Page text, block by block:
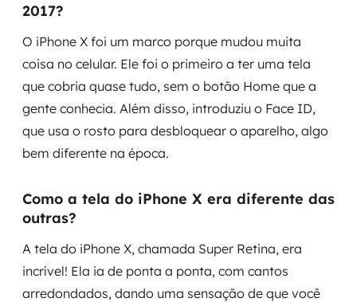
2017?
O iPhone X foi um marco porque mudou muita
coisa no celular. Ele foi o primeiro a ter uma tela
que cobria quase tudo, sem o botão Home que a
gente conhecia. Além disso, introduziu o Face ID,
que usa o rosto para desbloquear o aparelho, algo
bem diferente na época.
Como a tela do iPhone X era diferente das
outras?
A tela do iPhone X, chamada Super Retina, era
incrível! Ela ia de ponta a ponta, com cantos
arredondados, dando uma sensação de que você